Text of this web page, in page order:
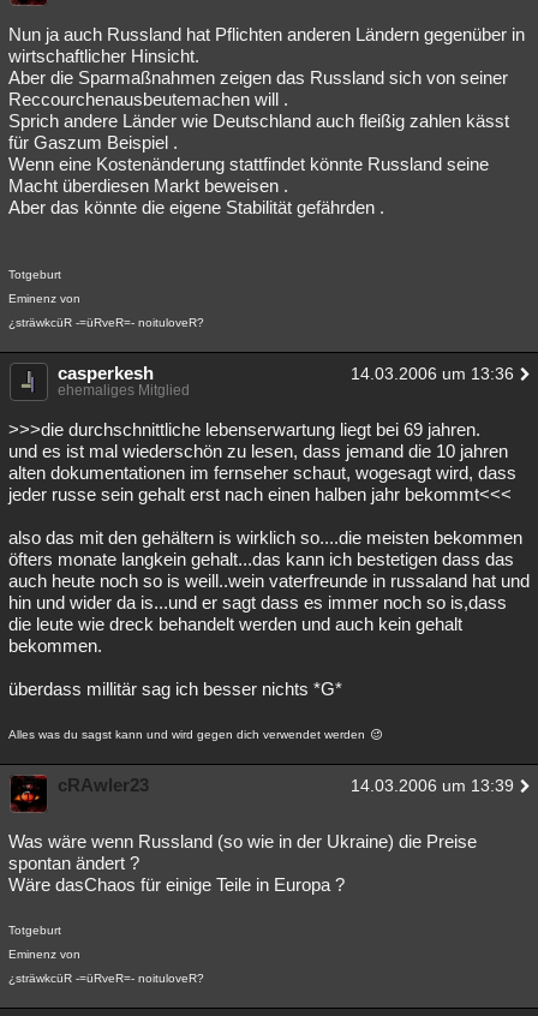
Nun ja auch Russland hat Pflichten anderen Ländern gegenüber in
wirtschaftlicher Hinsicht.
Aber die Sparmaßnahmen zeigen das Russland sich von seiner
Reccourchenausbeutemachen will .
Sprich andere Länder wie Deutschland auch fleißig zahlen kässt
für Gaszum Beispiel .
Wenn eine Kostenänderung stattfindet könnte Russland seine
Macht überdiesen Markt beweisen .
Aber das könnte die eigene Stabilität gefährden .
Totgeburt
Eminenz von
¿sträwkcüR -=üRveR=- noituloveR?
casperkesh 14.03.2006 um 13:36
ehemaliges Mitglied
>>>die durchschnittliche lebenserwartung liegt bei 69 jahren.
und es ist mal wiederschön zu lesen, dass jemand die 10 jahren
alten dokumentationen im fernseher schaut, wogesagt wird, dass
jeder russe sein gehalt erst nach einen halben jahr bekommt<<<
also das mit den gehältern is wirklich so....die meisten bekommen
öfters monate langkein gehalt...das kann ich bestetigen dass das
auch heute noch so is weill..wein vaterfreunde in russaland hat und
hin und wider da is...und er sagt dass es immer noch so is,dass
die leute wie dreck behandelt werden und auch kein gehalt
bekommen.
überdass millitär sag ich besser nichts *G*
Alles was du sagst kann und wird gegen dich verwendet werden
cRAwler23 14.03.2006 um 13:39
Was wäre wenn Russland (so wie in der Ukraine) die Preise
spontan ändert ?
Wäre dasChaos für einige Teile in Europa ?
Totgeburt
Eminenz von
¿sträwkcüR -=üRveR=- noituloveR?